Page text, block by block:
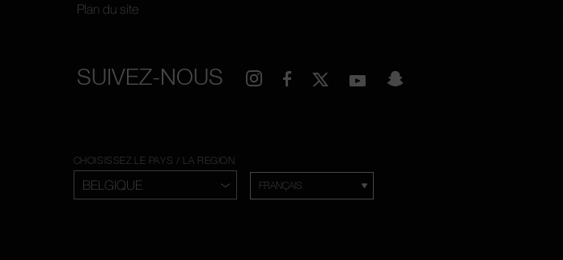
Plan du site
SUIVEZ-NOUS
CHOISISSEZ LE PAYS / LA REGION